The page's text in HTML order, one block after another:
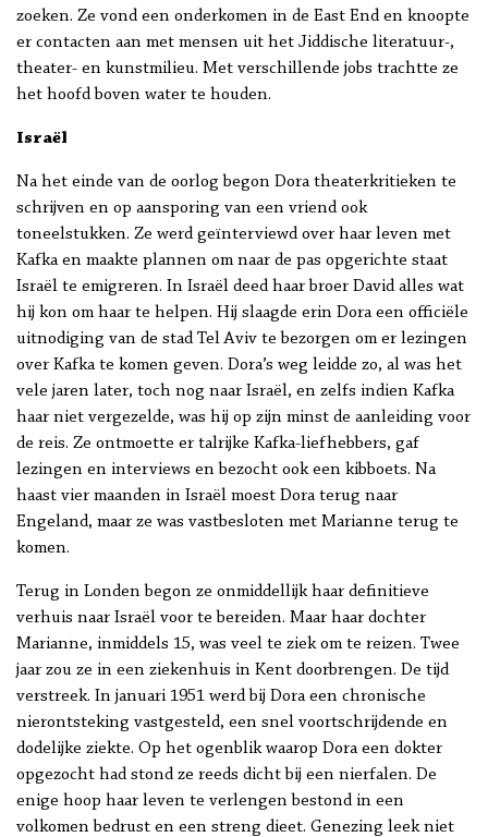
zoeken. Ze vond een onderkomen in de East End en knoopte
er contacten aan met mensen uit het Jiddische literatuur-,
theater- en kunstmilieu. Met verschillende jobs trachtte ze
het hoofd boven water te houden.
Israël
Na het einde van de oorlog begon Dora theaterkritieken te
schrijven en op aansporing van een vriend ook
toneelstukken. Ze werd geïnterviewd over haar leven met
Kafka en maakte plannen om naar de pas opgerichte staat
Israël te emigreren. In Israël deed haar broer David alles wat
hij kon om haar te helpen. Hij slaagde erin Dora een officiële
uitnodiging van de stad Tel Aviv te bezorgen om er lezingen
over Kafka te komen geven. Dora’s weg leidde zo, al was het
vele jaren later, toch nog naar Israël, en zelfs indien Kafka
haar niet vergezelde, was hij op zijn minst de aanleiding voor
de reis. Ze ontmoette er talrijke Kafka-liefhebbers, gaf
lezingen en interviews en bezocht ook een kibboets. Na
haast vier maanden in Israël moest Dora terug naar
Engeland, maar ze was vastbesloten met Marianne terug te
komen.
Terug in Londen begon ze onmiddellijk haar definitieve
verhuis naar Israël voor te bereiden. Maar haar dochter
Marianne, inmiddels 15, was veel te ziek om te reizen. Twee
jaar zou ze in een ziekenhuis in Kent doorbrengen. De tijd
verstreek. In januari 1951 werd bij Dora een chronische
nierontsteking vastgesteld, een snel voortschrijdende en
dodelijke ziekte. Op het ogenblik waarop Dora een dokter
opgezocht had stond ze reeds dicht bij een nierfalen. De
enige hoop haar leven te verlengen bestond in een
volkomen bedrust en een streng dieet. Genezing leek niet